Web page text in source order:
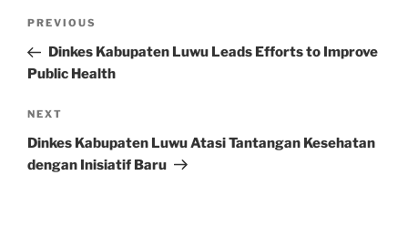
Previous
Post
PREVIOUS
Dinkes Kabupaten Luwu Leads Efforts to Improve
Public Health
Next
Post
NEXT
Dinkes Kabupaten Luwu Atasi Tantangan Kesehatan
dengan Inisiatif Baru